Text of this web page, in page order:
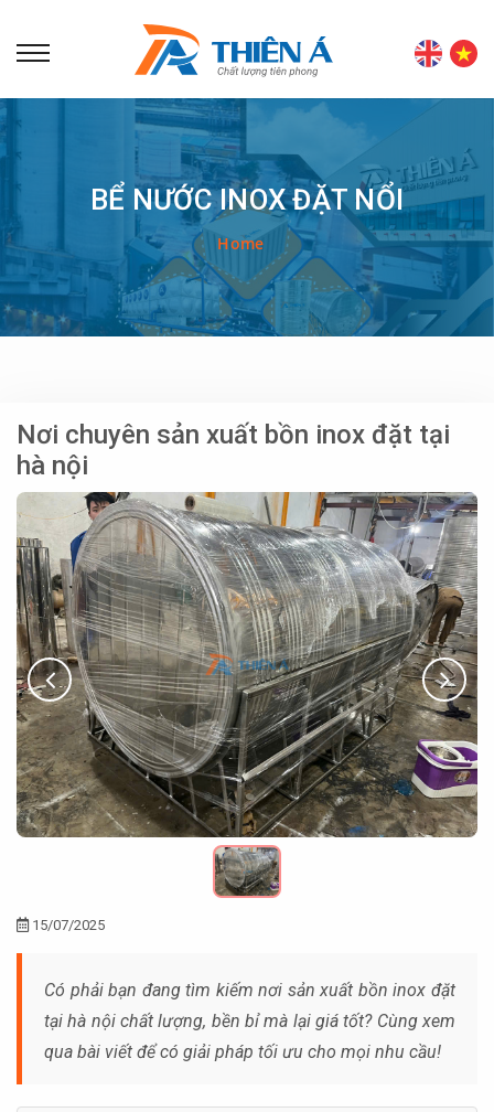
BỂ NƯỚC INOX ĐẶT NỔI
Home
Nơi chuyên sản xuất bồn inox đặt tại
hà nội
15/07/2025
Có phải bạn đang tìm kiếm nơi sản xuất bồn inox đặt
tại hà nội chất lượng, bền bỉ mà lại giá tốt? Cùng xem
qua bài viết để có giải pháp tối ưu cho mọi nhu cầu!